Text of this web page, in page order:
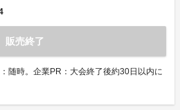
販売終了
随時。企業PR：大会終了後約30日以内に